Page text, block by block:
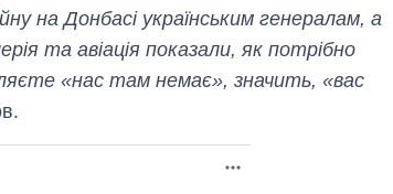
на Донбасі українським генералам, а
та авіація показали, як потрібно
«нас там немає», значить, «вас